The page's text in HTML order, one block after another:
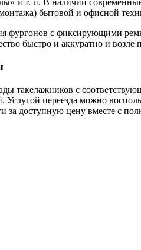
и т. п. В наличии
бытовой и офисной
фургонов с фиксирующими
быстро и аккуратно и возле
такелажников с
переезда можно
за доступную цену вместе с